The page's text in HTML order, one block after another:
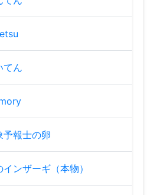
てん
予報士の卵
インザーギ（本物）